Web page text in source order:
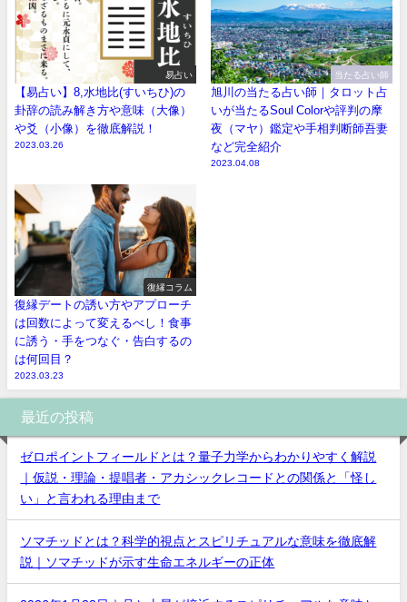
易占い
【易占い】8,水地比(すいちひ)の
卦辞の読み解き方や意味（大像）
や爻（小像）を徹底解説！
2023.03.26
当たる占い師
旭川の当たる占い師｜タロット占
いが当たるSoul Colorや評判の摩
夜（マヤ）鑑定や手相判断師吾妻
など完全紹介
2023.04.08
復縁コラム
復縁デートの誘い方やアプローチ
は回数によって変えるべし！食事
に誘う・手をつなぐ・告白するの
は何回目？
2023.03.23
最近の投稿
ゼロポイントフィールドとは？量子力学からわかりやすく解説
｜仮説・理論・提唱者・アカシックレコードとの関係と「怪し
い」と言われる理由まで
ソマチッドとは？科学的視点とスピリチュアルな意味を徹底解
説｜ソマチッドが示す生命エネルギーの正体